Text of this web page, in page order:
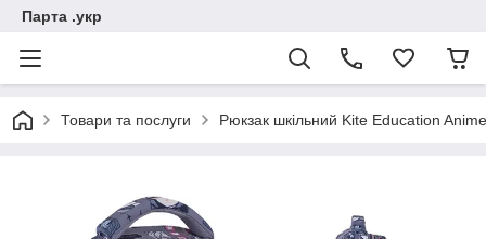
Парта .укр
Товари та послуги Рюкзак шкільний Kite Education